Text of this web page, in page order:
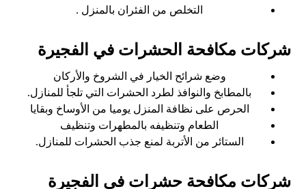
التخلص من الفئران بالمنزل .
شركات مكافحة الحشرات في الفجيرة
وضع شرائح الخيار في الشروخ والأركان
بالمطابخ والنوافذ لطرد الحشرات التي تلجأ للمنازل.
الحرص على نظافة المنزل يوميا من الأوساخ وبقايا
الطعام وتنظيفه بالمطهرات وتنظيف
الستائر من الأتربة لمنع جذب الحشرات للمنازل.
شركات مكافحة حشرات في الفجيرة